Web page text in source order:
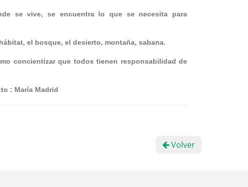
se vive, se encuentra lo que se necesita para
el bosque, el desierto, montaña, sabana.
concientizar que todos tienen responsabilidad de
: María Madrid
Volver